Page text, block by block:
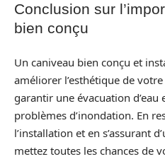
Conclusion sur
bien conçu
Un caniveau bien conçu et
améliorer l’esthétique de
garantir une évacuation
problèmes d’inondation. En
l’installation et en s’assurant
mettez toutes les chances de